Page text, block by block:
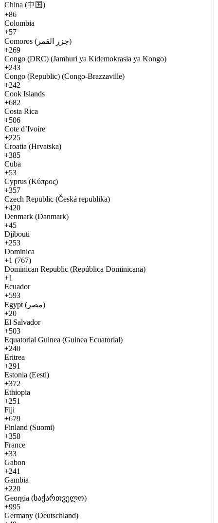
China (中国)
+86
Colombia
+57
Comoros (جزر القمر)
+269
Congo (DRC) (Jamhuri ya Kidemokrasia ya Kongo)
+243
Congo (Republic) (Congo-Brazzaville)
+242
Cook Islands
+682
Costa Rica
+506
Cote d’Ivoire
+225
Croatia (Hrvatska)
+385
Cuba
+53
Cyprus (Κύπρος)
+357
Czech Republic (Česká republika)
+420
Denmark (Danmark)
+45
Djibouti
+253
Dominica
+1 (767)
Dominican Republic (República Dominicana)
+1
Ecuador
+593
Egypt (مصر)
+20
El Salvador
+503
Equatorial Guinea (Guinea Ecuatorial)
+240
Eritrea
+291
Estonia (Eesti)
+372
Ethiopia
+251
Fiji
+679
Finland (Suomi)
+358
France
+33
Gabon
+241
Gambia
+220
Georgia (საქართველო)
+995
Germany (Deutschland)